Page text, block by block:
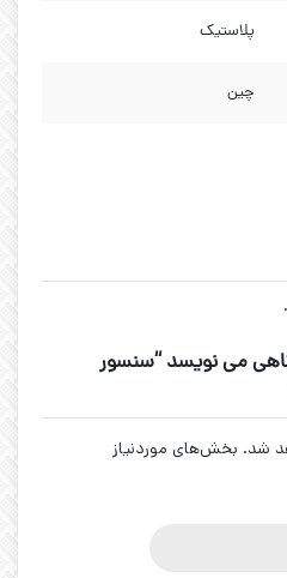
پلاستیک
چین
می نویسد “سنسور
شد. بخش‌های موردنیاز